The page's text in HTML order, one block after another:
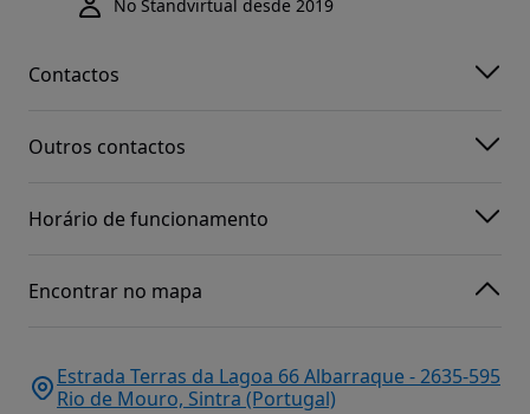
No Standvirtual desde 2019
Contactos
Outros contactos
Horário de funcionamento
Encontrar no mapa
Estrada Terras da Lagoa 66 Albarraque - 2635-595
Rio de Mouro, Sintra (Portugal)